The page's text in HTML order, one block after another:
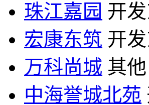
珠江嘉园 开
宏康东筑 开
万科尚城 其他
中海誉城北苑